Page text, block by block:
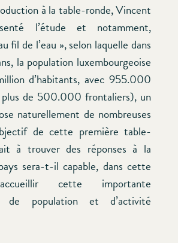
à la table-ronde, Vincent
l’étude et notamment,
fil de l’eau », selon laquelle dans
la population luxembourgeoise
d’habitants, avec 955.000
de 500.000 frontaliers), un
naturellement de nombreuses
de cette première table-
à trouver des réponses à la
sera-t-il capable, dans cette
cette importante
de population et d’activité